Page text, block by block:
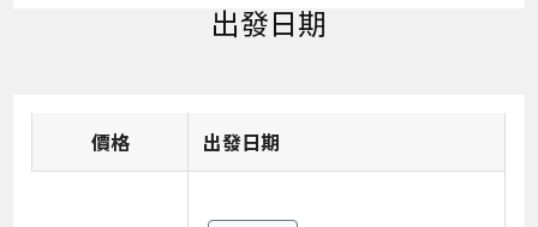
出發日期
價格 日期